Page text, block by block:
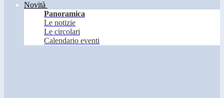
Novità
Panoramica
Le notizie
Le circolari
Calendario eventi